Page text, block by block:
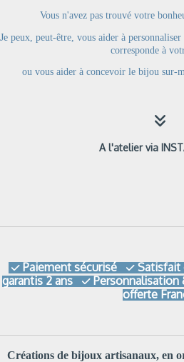
Vous n'avez pas trouvé votre
Je peux, peut-être, vous aider à personnaliser
corresponde à
ou vous aider à concevoir le bijou sur-

A l'atelier via
 Paiement sécurisé  Satisfait
garantis 2 ans
 Personnalisation
offerte
Créations de bijoux artisanaux, en